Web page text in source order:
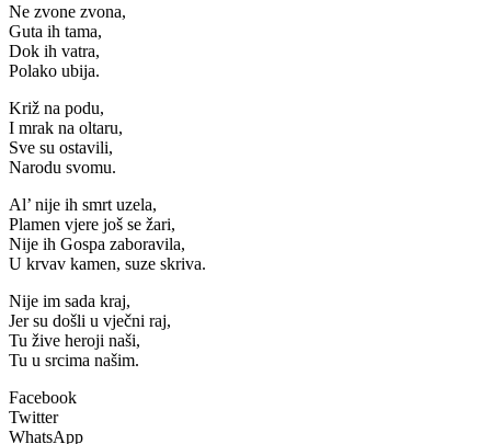
Ne zvone zvona,
Guta ih tama,
Dok ih vatra,
Polako ubija.
Križ na podu,
I mrak na oltaru,
Sve su ostavili,
Narodu svomu.
Al’ nije ih smrt uzela,
Plamen vjere još se žari,
Nije ih Gospa zaboravila,
U krvav kamen, suze skriva.
Nije im sada kraj,
Jer su došli u vječni raj,
Tu žive heroji naši,
Tu u srcima našim.
Facebook
Twitter
WhatsApp